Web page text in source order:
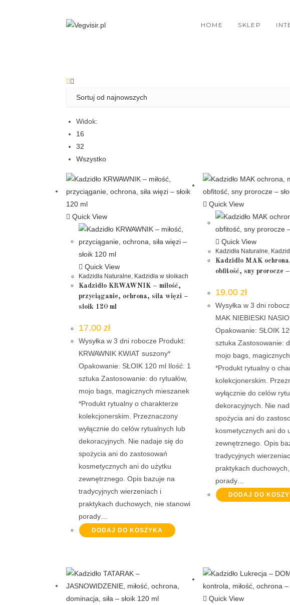
HOME SKLEP
Widok:
16
32
Wszystko
Quick View
Quick View
Kadzidła Naturalne, Kadzidła w słoikach
Kadzidło KRWAWNIK – miłość,
przyciąganie, ochrona, siła więzi –
słoik 120 ml
17.00 zł
Wysyłka w 3 dni robocze Produkt:
KRWAWNIK KWIAT suszony*
Opakowanie: SŁOIK 120 ml Ilość: 1
sztuka Zastosowanie: do rytuałów,
mojo bags, magicznych mieszanek
*Produkt rytualny o charakterze
kolekcjonerskim. Przeznaczony
wyłącznie do celów rytualnych lub
dekoracyjnych. Nie nadaje się do
spożycia ani do zastosowań
kosmetycznych ani do użytku
zewnętrznego. Opis bazuje na
tradycyjnych wierzeniach i
praktykach duchowych, nie stanowi
porady…
DODAJ DO KOSZYKA
Quick View
Quick View
Kadzidła Naturalne,
Kadzidło MAK
obfitość, sny prorocze
19.00zł
Wysyłka w 3 dni
MAK NIEBIESKI
Opakowanie: SŁOIK
sztuka Zastosowanie:
mojo bags,
*Produkt rytualny o
kolekcjonerskim.
wyłącznie do celów
dekoracyjnych. Nie
spożycia ani do
kosmetycznych ani do
zewnętrznego. Opis
tradycyjnych
praktykach
porady…
DODAJ DO
Quick View